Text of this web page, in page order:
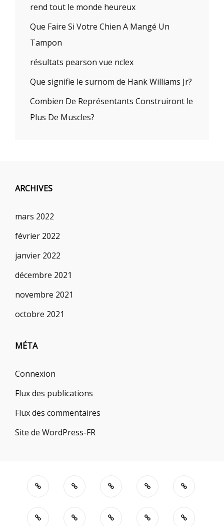
rend tout le monde heureux
Que Faire Si Votre Chien A Mangé Un
Tampon
résultats pearson vue nclex
Que signifie le surnom de Hank Williams Jr?
Combien De Représentants Construiront le
Plus De Muscles?
ARCHIVES
mars 2022
février 2022
janvier 2022
décembre 2021
novembre 2021
octobre 2021
MÉTA
Connexion
Flux des publications
Flux des commentaires
Site de WordPress-FR